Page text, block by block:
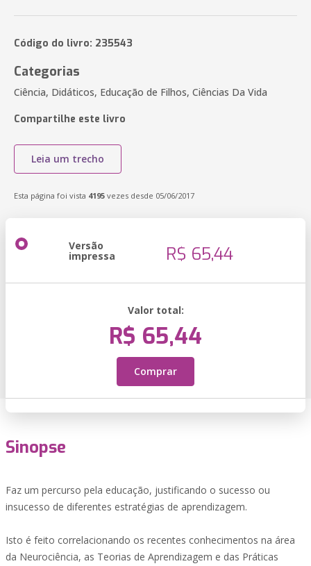
Código do livro: 235543
Categorias
Ciência, Didáticos, Educação de Filhos, Ciências Da Vida
Compartilhe este livro
Leia um trecho
Esta página foi vista 4195 vezes desde 05/06/2017
Versão
impressa R$ 65,44
Valor total:
R$ 65,44
Comprar
Sinopse
Faz um percurso pela educação, justificando o sucesso ou
insucesso de diferentes estratégias de aprendizagem.
Isto é feito correlacionando os recentes conhecimentos na área
da Neurociência, as Teorias de Aprendizagem e das Práticas